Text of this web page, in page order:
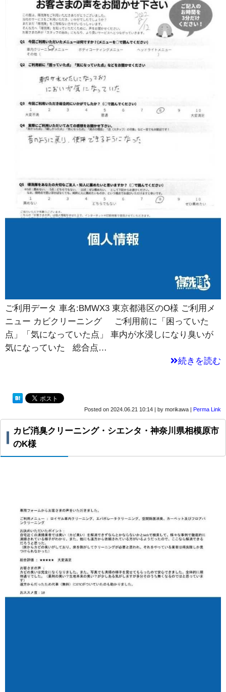
ご利用データ 車名:BMWX3 東京都港区のO様 ご利用メ
ニュー カビクリーニング ご利用前に「困っていた
点」「気になっていた点」 車内が水浸しになり臭いが
気になっていた 総合点…
続きを読む
Posted on 2024.06.21 10:14 | by morikawa | Perma Link
カビ消臭クリーニング・シエンタ・神奈川県相模原市
のK様